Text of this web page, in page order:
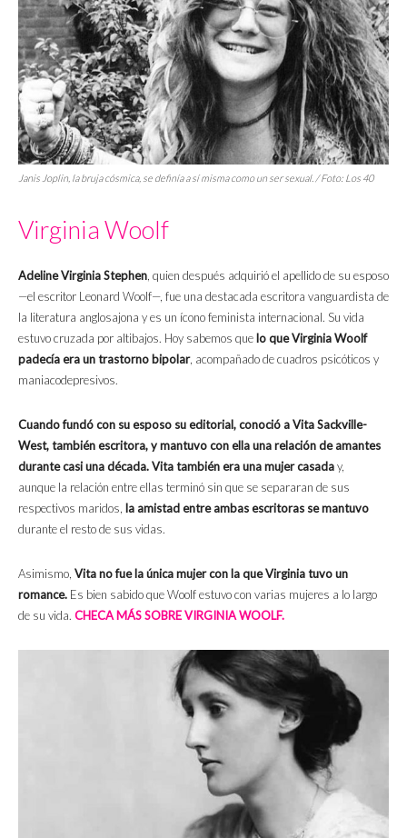
Janis Joplin, la bruja cósmica, se definía a sí misma como un ser sexual. / Foto: Los 40
Virginia Woolf
Adeline Virginia Stephen, quien después adquirió el apellido de su esposo
—el escritor Leonard Woolf—, fue una destacada escritora vanguardista de
la literatura anglosajona y es un ícono feminista internacional. Su vida
estuvo cruzada por altibajos. Hoy sabemos que lo que Virginia Woolf
padecía era un trastorno bipolar, acompañado de cuadros psicóticos y
maniacodepresivos.
Cuando fundó con su esposo su editorial, conoció a Vita Sackville-
West, también escritora, y mantuvo con ella una relación de amantes
durante casi una década. Vita también era una mujer casaday,
aunque la relación entre ellas terminó sin que se separaran de sus
respectivos maridos, la amistad entre ambas escritoras se mantuvo
durante el resto de sus vidas.
Asimismo, Vita no fue la única mujer con la que Virginia tuvo un
romance. Es bien sabido que Woolf estuvo con varias mujeres a lo largo
de su vida. CHECA MÁS SOBRE VIRGINIA WOOLF.